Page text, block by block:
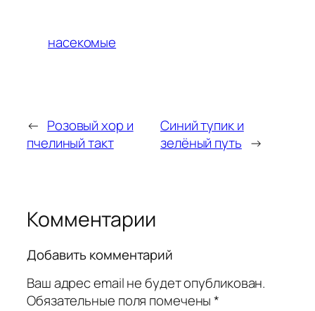
насекомые
← Розовый хор и
пчелиный такт
Синий тупик и
зелёный путь →
Комментарии
Добавить комментарий
Ваш адрес email не будет опубликован.
Обязательные поля помечены*